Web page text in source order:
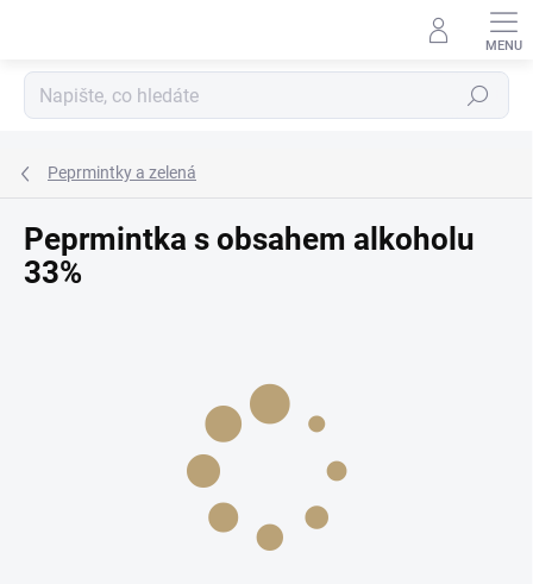
Hledat
Peprmintky a zelená
Peprmintka s obsahem alkoholu
33%